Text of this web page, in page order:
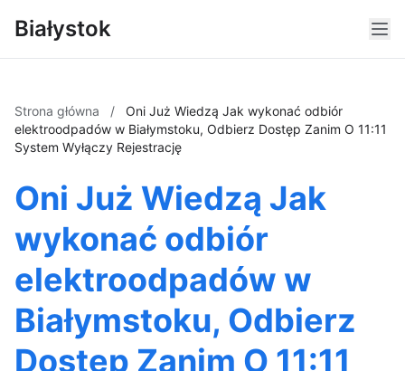
Białystok
Strona główna /
Oni Już Wiedzą Jak wykonać odbiór
elektroodpadów w Białymstoku, Odbierz Dostęp Zanim O 11:11
System Wyłączy Rejestrację
Oni Już Wiedzą Jak
wykonać odbiór
elektroodpadów w
Białymstoku, Odbierz
Dostęp Zanim O 11:11